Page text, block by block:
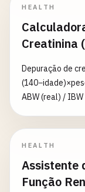
HEALTH
Creatinina
Depuração de
ABW (real) /
HEALTH
Assistente
Função